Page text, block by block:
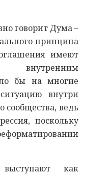
говорит Дума –
принципа
имеют
бы на многие
внутри
сообщества, ведь
поскольку
как